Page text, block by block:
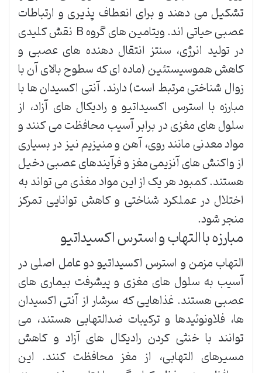
تشکیل می دهند و برای انعطاف پذیری و ارتباطات
عصبی حیاتی اند. ویتامین های گروه B نقش کلیدی
در تولید انرژی، سنتز انتقال دهنده های عصبی و
کاهش هموسیستئین (ماده ای که سطوح بالای آن با
زوال شناختی مرتبط است) دارند. آنتی اکسیدان ها با
مبارزه با استرس اکسیداتیو و رادیکال های آزاد، از
سلول های مغزی در برابر آسیب محافظت می کنند و
مواد معدنی مانند روی، آهن و منیزیم نیز در بسیاری
از واکنش های آنزیمی مغز و فرآیندهای عصبی دخیل
هستند. کمبود هر یک از این مواد مغذی می تواند به
اختلال در عملکرد شناختی و کاهش توانایی تمرکز
منجر شود.
مبارزه با التهاب و استرس اکسیداتیو
التهاب مزمن و استرس اکسیداتیو دو عامل اصلی در
آسیب به سلول های مغزی و پیشرفت بیماری های
عصبی هستند. غذاهایی که سرشار از آنتی اکسیدان
ها، فلاونوئیدها و ترکیبات ضدالتهابی هستند، می
توانند با خنثی کردن رادیکال های آزاد و کاهش
مسیرهای التهابی، از مغز محافظت کنند. این